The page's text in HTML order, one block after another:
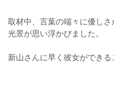
取材中、言葉の端々に優し
光景が思い浮かびました。
新山さんに早く彼女ができる